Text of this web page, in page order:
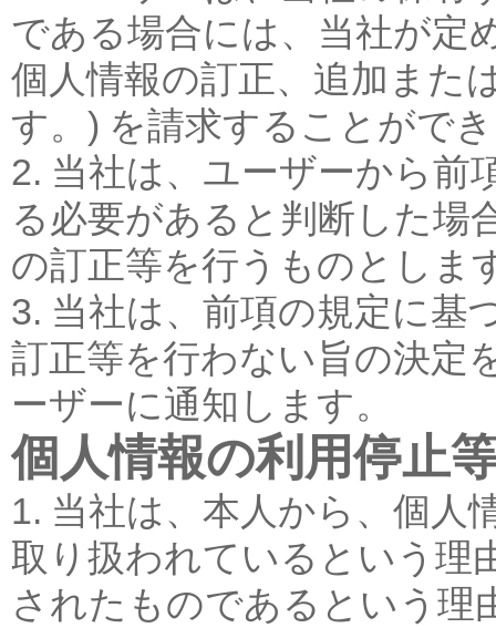
である場合には、当社が定
個人情報の訂正、追加また
す。) を請求することがで
2. 当社は、ユーザーから前
る必要があると判断した場
の訂正等を行うものとしま
3. 当社は、前項の規定に基
訂正等を行わない旨の決定
ーザーに通知します。
個人情報の利用停止
1. 当社は、本人から、個人
取り扱われているという理
されたものであるという理